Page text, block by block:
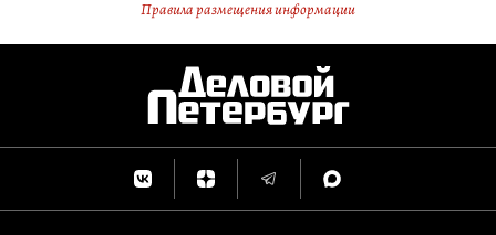
Правила размещения информации